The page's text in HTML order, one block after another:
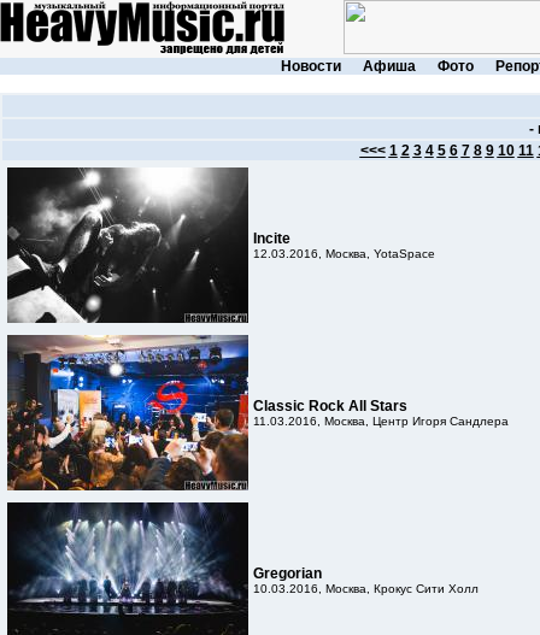
Новости Афиша Фото
-
<<< 1 2 3 4 5 6 7 8 9 10 11
Incite
12.03.2016, Москва, YotaSpace
Classic Rock All Stars
11.03.2016, Москва, Центр Игоря Сандлера
Gregorian
10.03.2016, Москва, Крокус Сити Холл